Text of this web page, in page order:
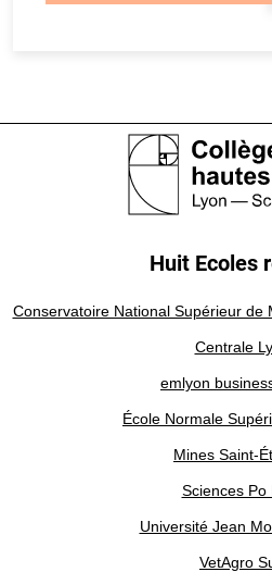
Huit Ecoles
Conservatoire National Supérieur de
Centrale
emlyon
École Normale
Mines Saint-
Sciences Po
Université Jean
VetAgro